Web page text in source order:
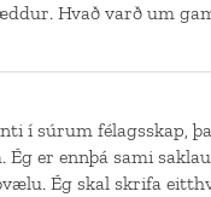
Hvað varð um
í súrum félagsskap,
Ég er ennþá sami
Ég skal skrifa